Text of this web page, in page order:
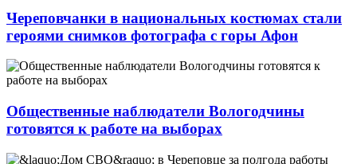
Череповчанки в национальных костюмах стали
героями снимков фотографа с горы Афон
Общественные наблюдатели Вологодчины
готовятся к работе на выборах